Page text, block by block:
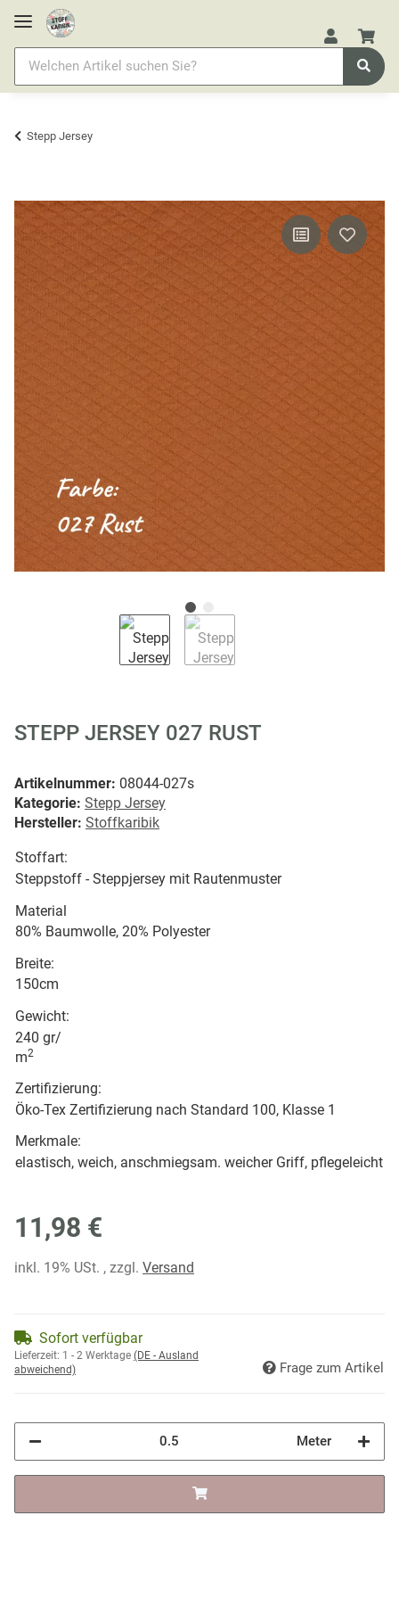
Stepp Jersey
STEPP JERSEY 027 RUST
Artikelnummer: 08044-027s
Kategorie: Stepp Jersey
Hersteller: Stoffkaribik
Stoffart:
Steppstoff - Steppjersey mit Rautenmuster
Material
80% Baumwolle, 20% Polyester
Breite:
150cm
Gewicht:
240 gr/
m2
Zertifizierung:
Öko-Tex Zertifizierung nach Standard 100, Klasse 1
Merkmale:
elastisch, weich, anschmiegsam. weicher Griff, pflegeleicht
11,98 €
inkl. 19% USt. , zzgl. Versand
Sofort verfügbar
Lieferzeit: 1 - 2 Werktage (DE - Ausland
abweichend)
Frage zum Artikel
Meter